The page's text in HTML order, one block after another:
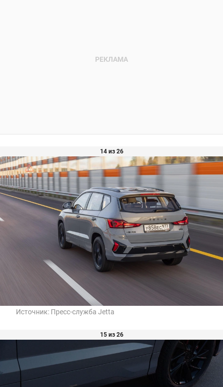
14 из 26
Источник: Пресс-служба Jetta
15 из 26